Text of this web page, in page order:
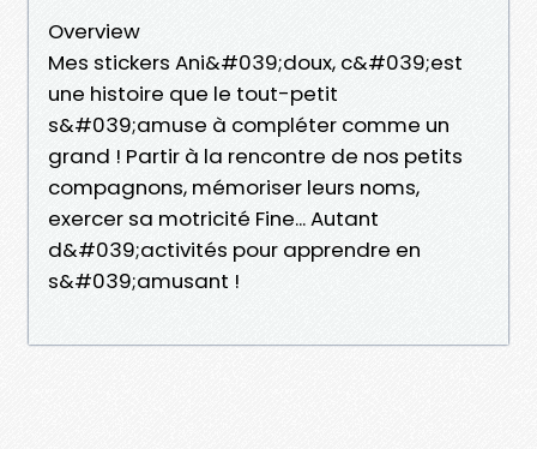
Overview
Mes stickers Ani&#039;doux, c&#039;est
une histoire que le tout-petit
s&#039;amuse à compléter comme un
grand ! Partir à la rencontre de nos petits
compagnons, mémoriser leurs noms,
exercer sa motricité Fine... Autant
d&#039;activités pour apprendre en
s&#039;amusant !